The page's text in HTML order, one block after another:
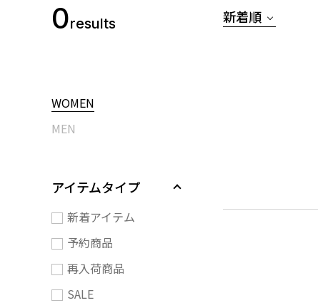
0results
WOMEN
MEN
アイテムタイプ
新着アイテム
予約商品
再入荷商品
SALE
新着順